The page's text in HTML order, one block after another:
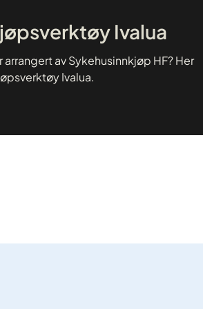
Ivalua
av Sykehusinnkjøp HF? Her
Ivalua.